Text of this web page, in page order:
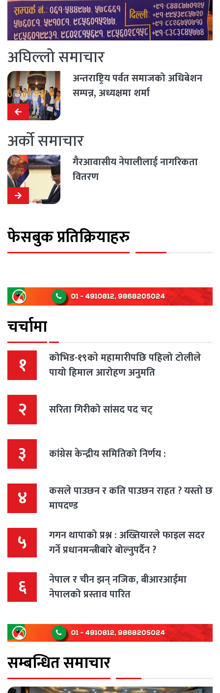
अघिल्लो समाचार
अन्तराष्ट्रिय पर्वत समाजको अधिबेशन
सम्पन्न, अध्यक्षमा शर्मा
अर्को समाचार
गैरआवासीय नेपालीलाई नागरिकता
वितरण
फेसबुक प्रतिक्रियाहरु
चर्चामा
१
कोभिड-१९काे महामारीपछि पहिलो टोलीले
पायो हिमाल आरोहण अनुमति
२ सरिता गिरीको सांसद पद चट्
३ कांग्रेस केन्द्रीय समितिको निर्णय :
४
कसले पाउछन र कति पाउछन राहत ? यस्तो छ
मापदण्ड
५
गगन थापाको प्रश्न : अख्तियारले फाइल सदर
गर्ने प्रधानमन्त्रीबारे बोल्नुपर्दैन ?
६
नेपाल र चीन झन् नजिक, बीआरआईमा
नेपालको प्रस्ताव पारित
सम्बन्धित समाचार